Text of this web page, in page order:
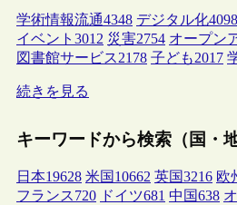
学術情報流通4348 デジタル化4098
イベント 3012 災害2754 オープン
図書館サービス2178 子ども2017
続きを見る
キーワードから検索（国・地
日本19628 米国 10662 英国3216 欧
フランス720 ドイツ681 中国638